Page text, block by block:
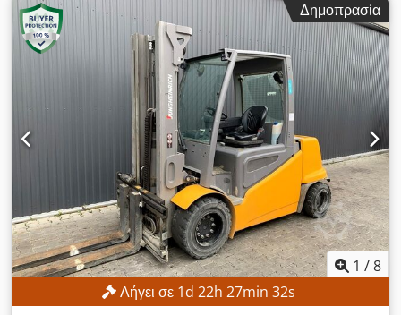
ανύψωση:
1.535 χιλ. , τύπος ιστού:
, ύψος
κατασκευής:
2.125 χιλ., Εξοπλισμός: πλευρική μετατόπιση,
Δεν υπάρχει ελάχιστη τιμή – εγγυημένη πώληση στην
υψηλότερη προσφορά! ΤΕΧΝΙΚΕΣ ΛΕΠΤΟΜΕΡΕΙΕΣ Μέγιστο
ύψος ανύψωσης: 4.700 mm Dodpozrlv Eofx Ah Iowa
Συνολικό ύψος: 2.125 mm Ελεύθερο ύψος ανύψωσης: 1.535
mm ΛΕΠΤΟΜΕΡΕΙΕΣ ΜΗΧΑΝΗΜΑΤΟΣ Τύπος ιστού: Τριπλός
ιστός με ελεύθερο ύψος ανύψωσης Τάση μπαταρίας: 48 V
Χωρητικότητα μπαταρίας: 500 Ah Ώρες λειτουργίας: 17.268
ώρες ΕΞΟΠΛΙΣΜΟΣ Πλευρικός μετατοπιστής Μπαταρία
Φορτιστής Εξωτερική αναφορά: SL12191SP
Δημοπρασία
1 /8
Λήγει σε 1d 22h 27min 30s